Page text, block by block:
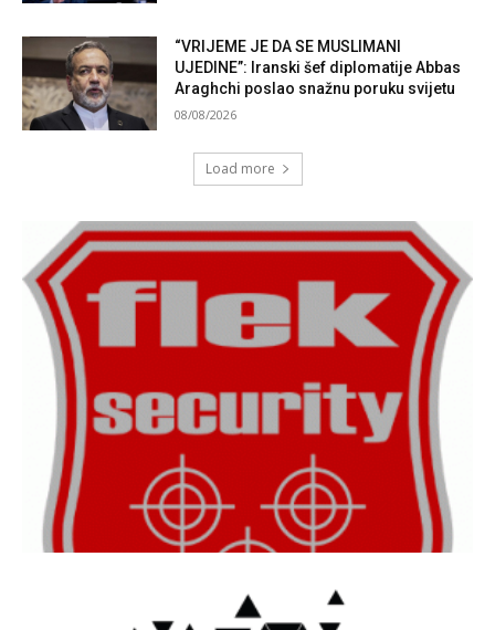
“VRIJEME JE DA SE MUSLIMANI
UJEDINE”: Iranski šef diplomatije Abbas
Araghchi poslao snažnu poruku svijetu
08/08/2026
Load more